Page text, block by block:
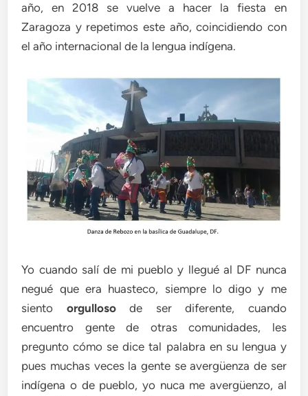
año, en 2018 se vuelve a hacer la fiesta en
Zaragoza y repetimos este año, coincidiendo con
el año internacional de la lengua indígena.
Yo cuando salí de mi pueblo y llegué al DF nunca
negué que era huasteco, siempre lo digo y me
siento orgullosode ser diferente, cuando
encuentro gente de otras comunidades, les
pregunto cómo se dice tal palabra en su lengua y
pues muchas veces la gente se avergüenza de ser
indígena o de pueblo, yo nuca me avergüenzo, al